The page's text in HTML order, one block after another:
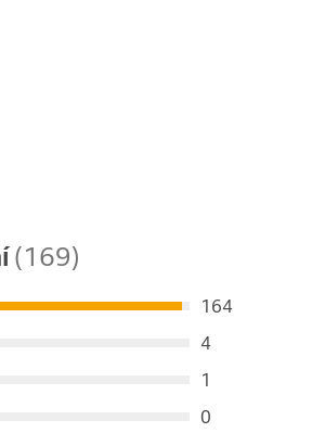
(169)
164
4
1
0